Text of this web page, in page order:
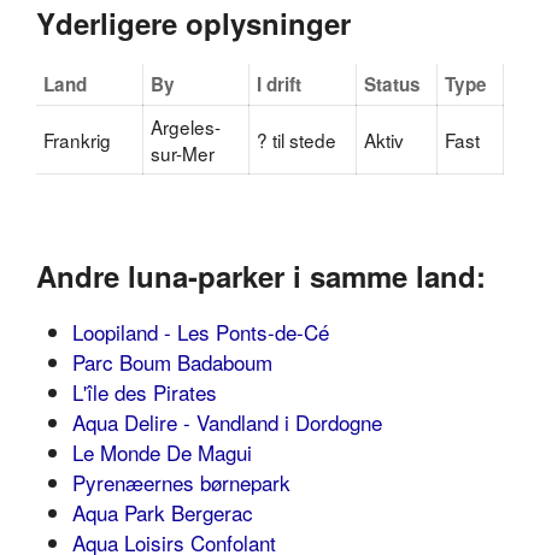
Yderligere oplysninger
Land By I drift Status Type
Frankrig
Argeles-
sur-Mer
? til stede Aktiv Fast
Andre luna-parker i samme land:
Loopiland - Les Ponts-de-Cé
Parc Boum Badaboum
L'île des Pirates
Aqua Delire - Vandland i Dordogne
Le Monde De Magui
Pyrenæernes børnepark
Aqua Park Bergerac
Aqua Loisirs Confolant